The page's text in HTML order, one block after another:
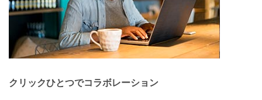
クリックひとつでコラボレーション